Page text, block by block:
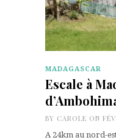
MADAGASCAR
Escale à
BY CAROLE ON
A 24km au nord-